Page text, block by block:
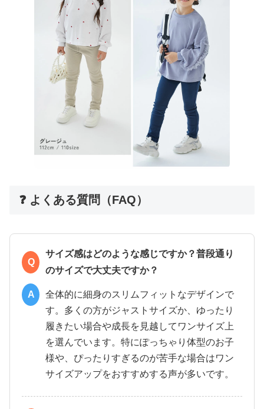
❓ よくある質問（FAQ）
Q
サイズ感はどのような感じですか？普段通り
のサイズで大丈夫ですか？
A
全体的に細身のスリムフィットなデザインで
す。多くの方がジャストサイズか、ゆったり
履きたい場合や成長を見越してワンサイズ上
を選んでいます。特にぽっちゃり体型のお子
様や、ぴったりすぎるのが苦手な場合はワン
サイズアップをおすすめする声が多いです。